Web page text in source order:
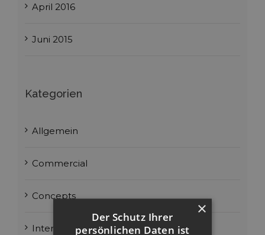
April 2016
Juni 2015
Kategorien
Allgemein
Commercial
Concepts
Interiors
×
Der Schutz Ihrer
persönlichen Daten ist